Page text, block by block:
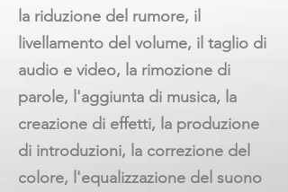
la riduzione del rumore, il
livellamento del volume, il taglio di
audio e video, la rimozione di
parole, l'aggiunta di musica, la
creazione di effetti, la produzione
di introduzioni, la correzione del
colore, l'equalizzazione del suono